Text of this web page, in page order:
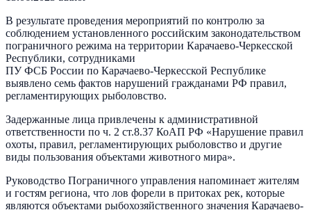
В результате проведения мероприятий по контролю за
соблюдением установленного российским законодательством
пограничного режима на территории Карачаево-Черкесской
Республики, сотрудниками
ПУ ФСБ России по Карачаево-Черкесской Республике
выявлено семь фактов нарушений гражданами РФ правил,
регламентирующих рыболовство.
Задержанные лица привлечены к административной
ответственности по ч. 2 ст.8.37 КоАП РФ «Нарушение правил
охоты, правил, регламентирующих рыболовство и другие
виды пользования объектами животного мира».
Руководство Пограничного управления напоминает жителям
и гостям региона, что лов форели в притоках рек, которые
являются объектами рыбохозяйственного значения Карачаево-